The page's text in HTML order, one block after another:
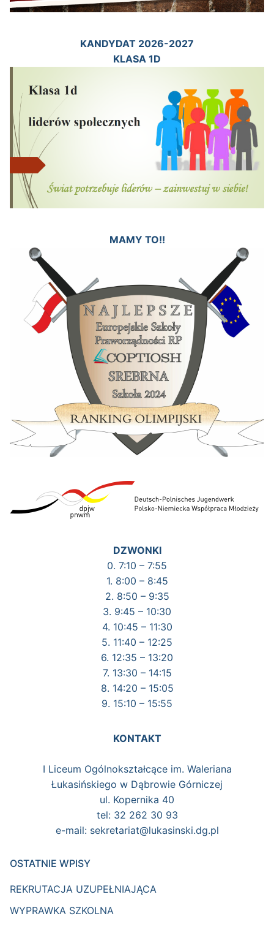
KANDYDAT 2026-2027
KLASA 1D
MAMY TO!!
DZWONKI
0. 7:10 – 7:55
1. 8:00 – 8:45
2. 8:50 – 9:35
3. 9:45 – 10:30
4. 10:45 – 11:30
5. 11:40 – 12:25
6. 12:35 – 13:20
7. 13:30 – 14:15
8. 14:20 – 15:05
9. 15:10 – 15:55
KONTAKT
I Liceum Ogólnokształcące im. Waleriana
Łukasińskiego w Dąbrowie Górniczej
ul. Kopernika 40
tel: 32 262 30 93
e-mail: sekretariat@lukasinski.dg.pl
OSTATNIE WPISY
REKRUTACJA UZUPEŁNIAJĄCA
WYPRAWKA SZKOLNA